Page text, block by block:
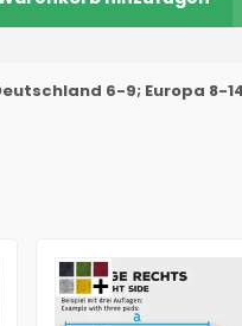
6-9; Europa 8-